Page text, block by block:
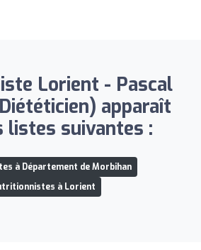
Lorient - Pascal
apparaît
listes suivantes :
à Département de Morbihan
à Lorient